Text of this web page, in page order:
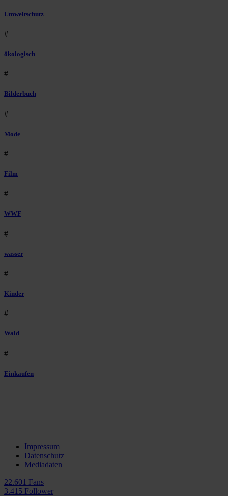
Umweltschutz
#
ökologisch
#
Bilderbuch
#
Mode
#
Film
#
WWF
#
wasser
#
Kinder
#
Wald
#
Einkaufen
Impressum
Datenschutz
Mediadaten
22.601 Fans
3.415 Follower